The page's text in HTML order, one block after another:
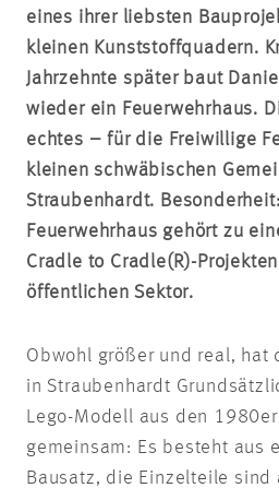
eines ihrer liebsten
kleinen Kunststoffquadern.
Jahrzehnte später baut
wieder ein Feuerwehrhaus.
echtes – für die Freiwillige
kleinen schwäbischen
Straubenhardt.
Feuerwehrhaus gehört zu
Cradle to Cradle(R)-
öffentlichen Sektor.
Obwohl größer und real, hat
in Straubenhardt
Lego-Modell aus den
gemeinsam: Es besteht aus
Bausatz, die Einzelteile sind